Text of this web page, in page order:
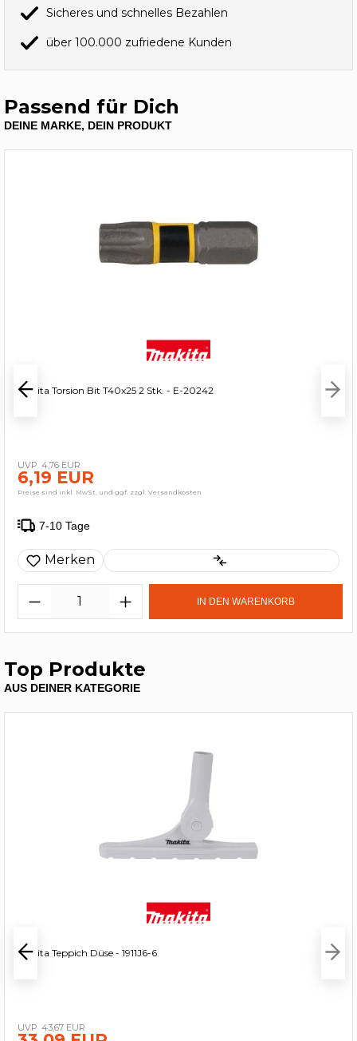
Sicheres und schnelles Bezahlen
über 100.000 zufriedene Kunden
Passend für Dich
DEINE MARKE, DEIN PRODUKT
Makita Torsion Bit T40x25 2 Stk. - E-20242
4,76 EUR
6,19 EUR
Preise sind inkl. MwSt. und ggf. zzgl. Versandkosten
7-10 Tage
Merken
IN DEN WARENKORB
Top Produkte
AUS DEINER KATEGORIE
Makita Teppich Düse - 1911J6-6
43,67 EUR